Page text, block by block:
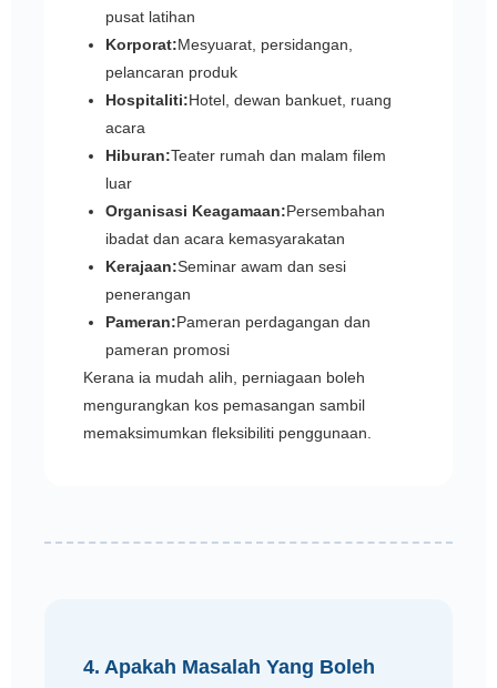
pusat latihan
Korporat:Mesyuarat, persidangan,
pelancaran produk
Hospitaliti:Hotel, dewan bankuet, ruang
acara
Hiburan:Teater rumah dan malam filem
luar
Organisasi Keagamaan:Persembahan
ibadat dan acara kemasyarakatan
Kerajaan:Seminar awam dan sesi
penerangan
Pameran:Pameran perdagangan dan
pameran promosi
Kerana ia mudah alih, perniagaan boleh
mengurangkan kos pemasangan sambil
memaksimumkan fleksibiliti penggunaan.
4. Apakah Masalah Yang Boleh